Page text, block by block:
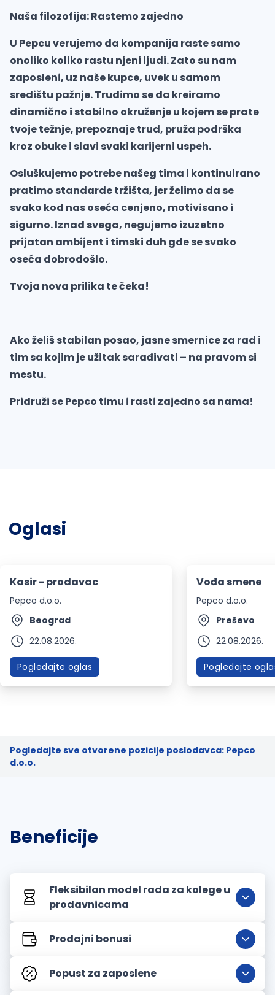
Naša filozofija: Rastemo zajedno
U Pepcu verujemo da kompanija raste samo
onoliko koliko rastu njeni ljudi. Zato su nam
zaposleni, uz naše kupce, uvek u samom
središtu pažnje. Trudimo se da kreiramo
dinamično i stabilno okruženje u kojem se prate
tvoje težnje, prepoznaje trud, pruža podrška
kroz obuke i slavi svaki karijerni uspeh.
Osluškujemo potrebe našeg tima i kontinuirano
pratimo standarde tržišta, jer želimo da se
svako kod nas oseća cenjeno, motivisano i
sigurno. Iznad svega, negujemo izuzetno
prijatan ambijent i timski duh gde se svako
oseća dobrodošlo.
Tvoja nova prilika te čeka!
Ako želiš stabilan posao, jasne smernice za rad i
tim sa kojim je užitak sarađivati – na pravom si
mestu.
Pridruži se Pepco timu i rasti zajedno sa nama!
Oglasi
Kasir - prodavac
Pepco d.o.o.
Beograd
22.08.2026.
Pogledajte oglas
Vođa smene
Pepco d.o.o.
Preševo
22.08.2026.
Pogledajte
Pogledajte sve otvorene pozicije poslodavca: Pepco
d.o.o.
Beneficije
Fleksibilan model rada za kolege u
prodavnicama
Prodajni bonusi
Popust za zaposlene